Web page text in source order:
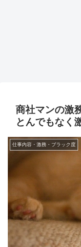
商社マンの激
とんでもなく
仕事内容・激務・ブラック度